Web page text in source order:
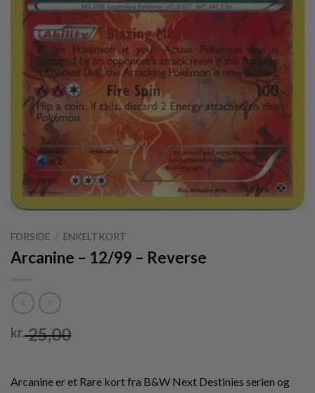
FORSIDE / ENKELTKORT
Arcanine – 12/99 – Reverse
kr.25,00
Arcanine er et Rare kort fra B&W Next Destinies serien og